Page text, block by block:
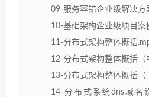
09-服务容错企业级解决方
10-基础架构企业级项目案
11-分布式架构整体概括
12-分布式架构整体概括（
13-分布式架构整体概括（
14-分布式系统dns域名